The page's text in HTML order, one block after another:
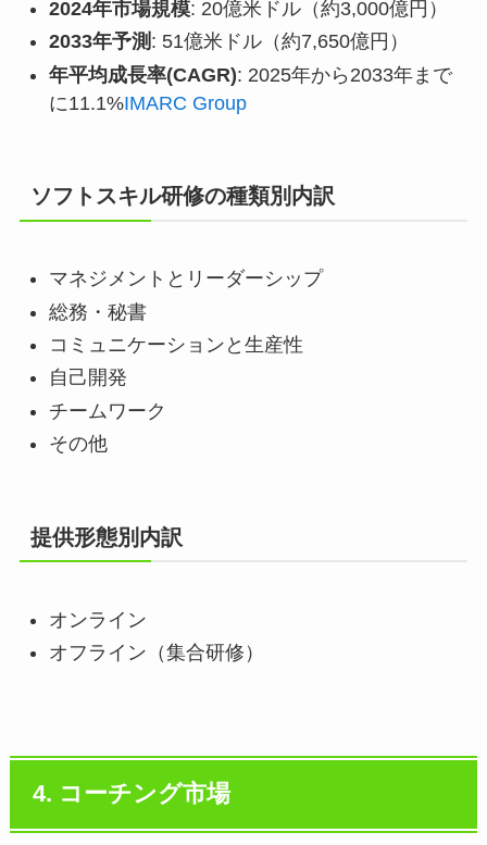
2024年市場規模: 20億米ドル（約3,000億円）
2033年予測 : 51億米ドル（約7,650億円）
年平均成長率(CAGR): 2025年から2033年まで
に11.1%IMARC Group
ソフトスキル研修の種類別内訳
マネジメントとリーダーシップ
総務・秘書
コミュニケーションと生産性
自己開発
チームワーク
その他
提供形態別内訳
オンライン
オフライン（集合研修）
4. コーチング市場